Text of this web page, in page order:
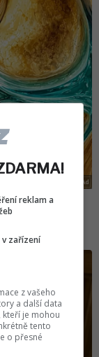
reklam a
zařízení
z vašeho
a další data
kteří je mohou
tento
o přesné